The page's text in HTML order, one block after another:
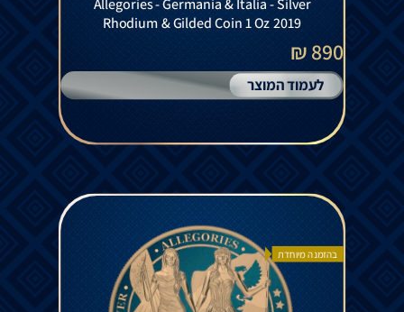
Allegories - Germania & Italia - Silver
Rhodium & Gilded Coin 1 Oz 2019
890 ₪
לעמוד המוצר
בהזמנה מיוחדת